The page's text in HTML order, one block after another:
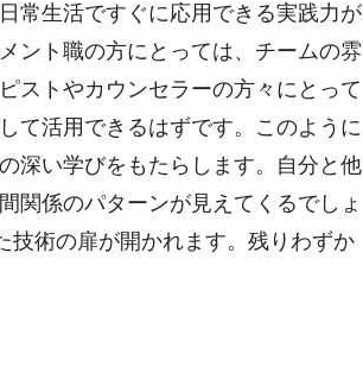
常生活ですぐに応用できる実践力が
ント職の方にとっては、チームの雰
ストやカウンセラーの方々にとって
て活用できるはずです。このように
深い学びをもたらします。自分と他
関係のパターンが見えてくるでしょ
技術の扉が開かれます。残りわずか